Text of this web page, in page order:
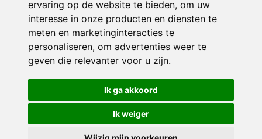
ervaring op de website te bieden, om uw
interesse in onze producten en diensten te
meten en marketinginteracties te
personaliseren, om advertenties weer te
geven die relevanter voor u zijn.
Ik ga akkoord
Ik weiger
© 2026 IKC ’t Palet | Alle rechten voorbehouden
Privacy policy|Disclaimer| Klachtenregeling|RSIN en Anbi
voorkeuren
Crealisatie The MindOffice